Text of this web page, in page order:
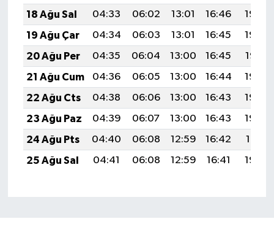
18 Ağu Sal
04:33 06:02 13:01 16:46
19:50
19 Ağu Çar
04:34 06:03 13:01 16:45
19:48
20 Ağu Per
04:35 06:04 13:00 16:45
19:47
21 Ağu Cum
04:36 06:05 13:00 16:44
19:45
22 Ağu Cts
04:38 06:06 13:00 16:43
19:44
23 Ağu Paz
04:39 06:07 13:00 16:43
19:43
24 Ağu Pts
04:40 06:08 12:59 16:42
19:41
25 Ağu Sal
04:41 06:08 12:59 16:41 19:40